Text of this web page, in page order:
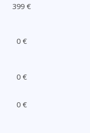
399 €
0 €
0 €
0 €